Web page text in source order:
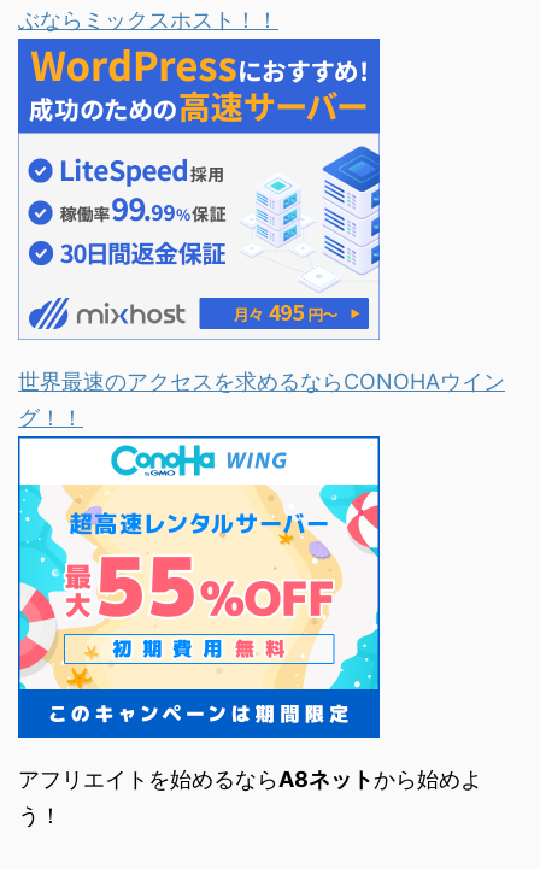
ぶならミックスホスト！！
世界最速のアクセスを求めるならCONOHAウイン
グ！！
アフリエイトを始めるならA8ネットから始めよ
う！